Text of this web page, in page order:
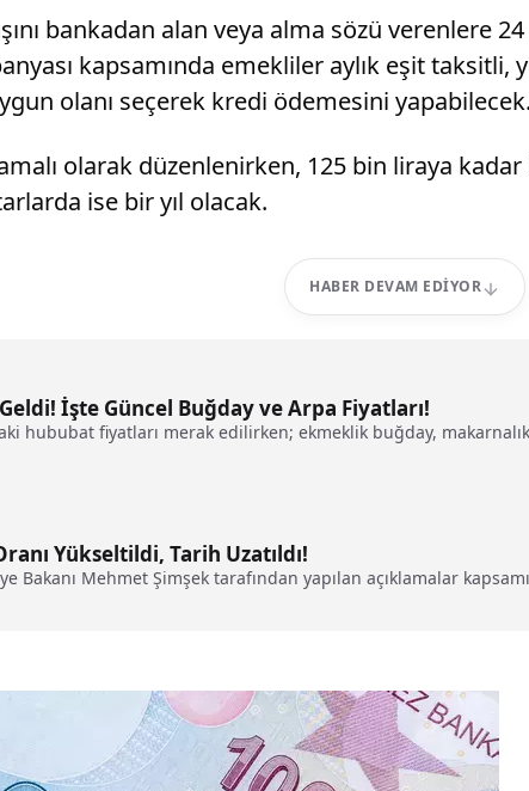
bankadan alan veya alma sözü verenlere
kapsamında emekliler aylık eşit
olanı seçerek kredi ödemesini yapabilecek.
olarak düzenlenirken, 125 bin liraya
ise bir yıl olacak.
HABER DEVAM EDIYOR
İşte Güncel Buğday ve Arpa Fiyatları!
hububat fiyatları merak edilirken; ekmeklik buğday, makarnalık
Yükseltildi, Tarih Uzatıldı!
Bakanı Mehmet Şimşek tarafından yapılan açıklamalar